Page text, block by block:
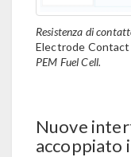
Resistenza di
Electrode
PEM Fuel Cell.
Nuove
accoppiato